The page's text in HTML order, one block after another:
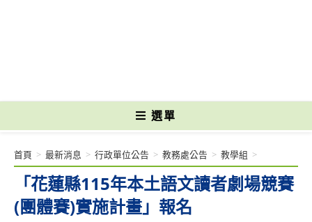
選單
「花蓮縣115年本土語文讀者劇場競賽
(團體賽)實施計畫」報名
首頁 > 最新消息 > 行政單位公告 > 教務處公告 > 教學組 >